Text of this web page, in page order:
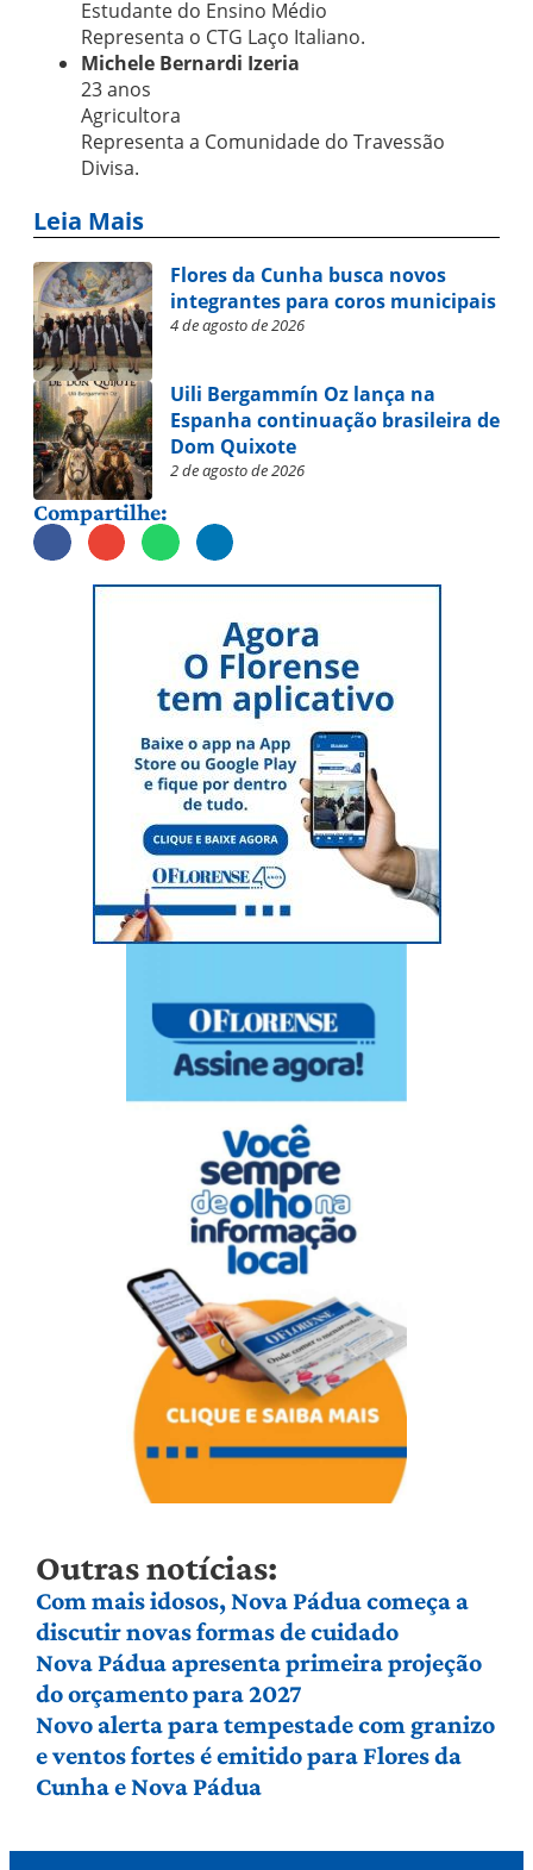
Estudante do Ensino Médio
Representa o CTG Laço Italiano.
Michele Bernardi Izeria
23 anos
Agricultora
Representa a Comunidade do Travessão
Divisa.
Leia Mais
Flores da Cunha busca novos
integrantes para coros municipais
4 de agosto de 2026
Uili Bergammín Oz lança na
Espanha continuação brasileira de
Dom Quixote
2 de agosto de 2026
Compartilhe:
Outras notícias:
Com mais idosos, Nova Pádua começa a
discutir novas formas de cuidado
Nova Pádua apresenta primeira projeção
do orçamento para 2027
Novo alerta para tempestade com granizo
e ventos fortes é emitido para Flores da
Cunha e Nova Pádua